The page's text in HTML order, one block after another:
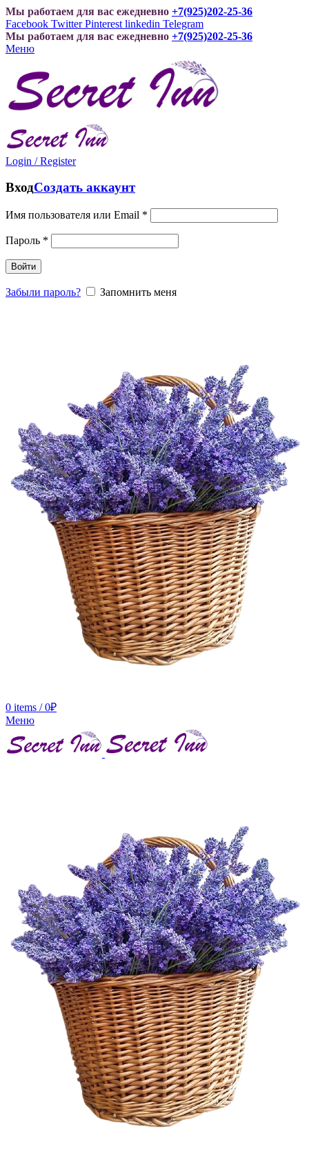
Мы работаем для вас ежедневно +7(925)202-25-36
Facebook Twitter Pinterest linkedin Telegram
Мы работаем для вас ежедневно +7(925)202-25-36
Меню
Login / Register
ВходСоздать аккаунт
Имя пользователя или Email *
Пароль *
Войти
Забыли пароль? Запомнить меня
0 items / 0₽
Меню